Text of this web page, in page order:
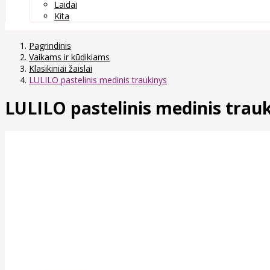
Laidai
Kita
Pagrindinis
Vaikams ir kūdikiams
Klasikiniai žaislai
LULILO pastelinis medinis traukinys
LULILO pastelinis medinis